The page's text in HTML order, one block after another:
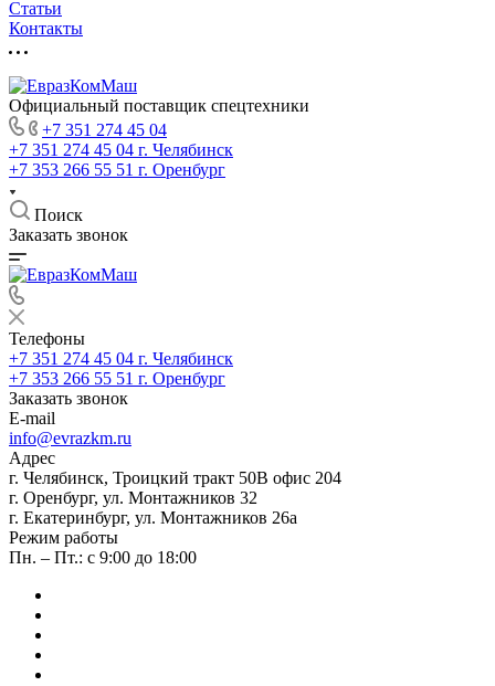
Статьи
Контакты
Официальный поставщик спецтехники
+7 351 274 45 04
+7 351 274 45 04 г. Челябинск
+7 353 266 55 51 г. Оренбург
Поиск
Заказать звонок
Телефоны
+7 351 274 45 04 г. Челябинск
+7 353 266 55 51 г. Оренбург
Заказать звонок
E-mail
info@evrazkm.ru
Адрес
г. Челябинск, Троицкий тракт 50В офис 204
г. Оренбург, ул. Монтажников 32
г. Екатеринбург, ул. Монтажников 26а
Режим работы
Пн. – Пт.: с 9:00 до 18:00